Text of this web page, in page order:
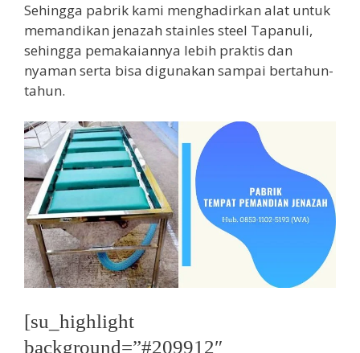
Sehingga pabrik kami menghadirkan alat untuk
memandikan jenazah stainles steel Tapanuli,
sehingga pemakaiannya lebih praktis dan
nyaman serta bisa digunakan sampai bertahun-
tahun.
[su_highlight
background=”#209912″